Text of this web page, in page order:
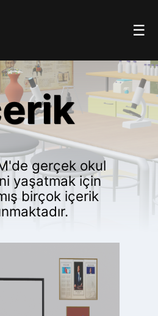
☰
gerçek okul
yaşatmak için
birçok içerik